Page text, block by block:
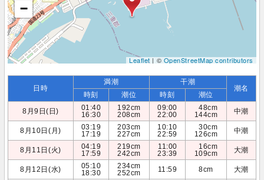
−
Leaflet| ©OpenStreetMap contributors
日時
満潮 干潮
潮名
時刻 潮位 時刻
潮位
8月9日(日)
01:40
16:30
192cm
208cm
09:00
22:00
48cm
144cm
中潮
8月10日(月)
03:19
17:19
203cm
227cm
10:10
22:59
30cm
126cm
中潮
8月11日(火)
04:19
17:59
219cm
242cm
11:00
23:39
16cm
109cm
大潮
8月12日(水)
05:10
18:30
234cm
252cm
11:59 8cm 大潮